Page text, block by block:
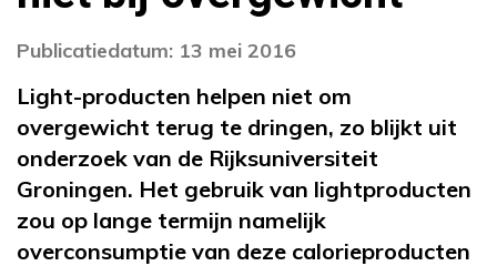
Publicatiedatum: 13 mei 2016
Light-producten helpen niet om
overgewicht terug te dringen, zo blijkt uit
onderzoek van de Rijksuniversiteit
Groningen. Het gebruik van lightproducten
zou op lange termijn namelijk
overconsumptie van deze calorieproducten